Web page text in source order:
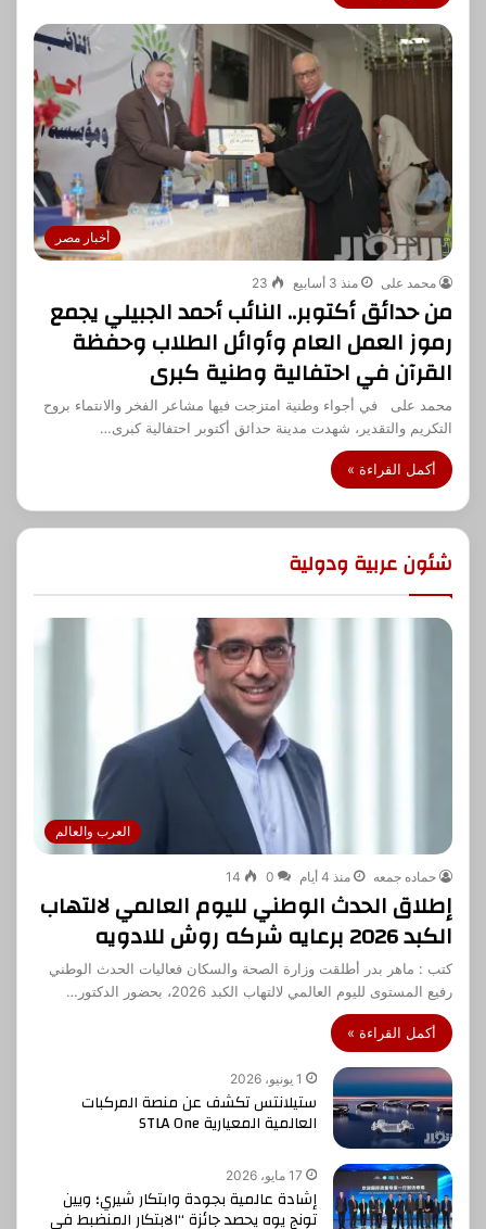
أخبار مصر
محمد على منذ 3 أسابيع 23
من حدائق أكتوبر.. النائب أحمد الجبيلي يجمع
رموز العمل العام وأوائل الطلاب وحفظة
القرآن في احتفالية وطنية كبرى
محمد على في أجواء وطنية امتزجت فيها مشاعر الفخر والانتماء بروح
التكريم والتقدير، شهدت مدينة حدائق أكتوبر احتفالية كبرى…
أكمل القراءة »
شئون عربية ودولية
العرب والعالم
حماده جمعه منذ 4 أيام 0
14
إطلاق الحدث الوطني لليوم العالمي لالتهاب
الكبد 2026 برعايه شركه روش للادويه
كتب : ماهر بدر أطلقت وزارة الصحة والسكان فعاليات الحدث الوطني
رفيع المستوى لليوم العالمي لالتهاب الكبد 2026، بحضور الدكتور…
أكمل القراءة »
1 يونيو، 2026
ستيلانتس تكشف عن منصة المركبات
العالمية المعيارية STLA One
17 مايو، 2026
إشادة عالمية بجودة وابتكار شيري؛ ويين
تونج يوه يحصد جائزة “الابتكار المنضبط في